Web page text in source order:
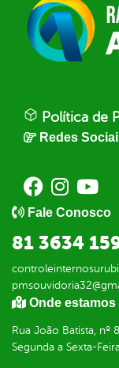
Política de
Redes
Fale Conosco
81 3634
Onde estamos
Rua João Batista,
Segunda a Sexta-